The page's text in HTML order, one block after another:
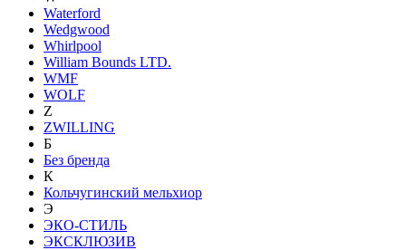
Waterford
Wedgwood
Whirlpool
William Bounds LTD.
WMF
WOLF
Z
ZWILLING
Б
Без бренда
К
Кольчугинский мельхиор
Э
ЭКО-СТИЛЬ
ЭКСКЛЮЗИВ